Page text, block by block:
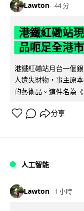
Lawton 44 分
港鐵紅磡站
品呃足全港
港鐵紅磡站月台一個
人遺失財物，事主原
的藝術品。這件名為
分享
人工智能
Lawton 1 小時